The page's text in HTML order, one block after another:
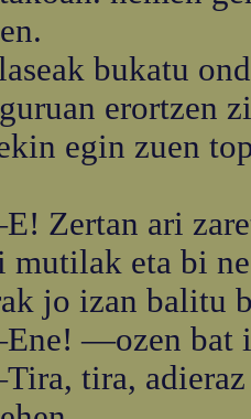
bukatu
erortzen
egin zuen
ari
eta bi
jo izan balitu
—ozen bat
tira, adieraz